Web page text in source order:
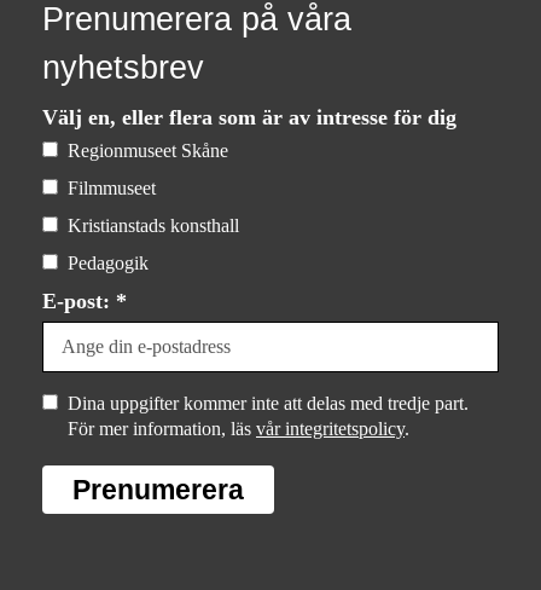
Prenumerera på våra
nyhetsbrev
Välj en, eller flera som är av intresse för dig
Regionmuseet Skåne
Filmmuseet
Kristianstads konsthall
Pedagogik
E-post: *
Dina uppgifter kommer inte att delas med tredje part.
För mer information, läs vår integritetspolicy.
Prenumerera